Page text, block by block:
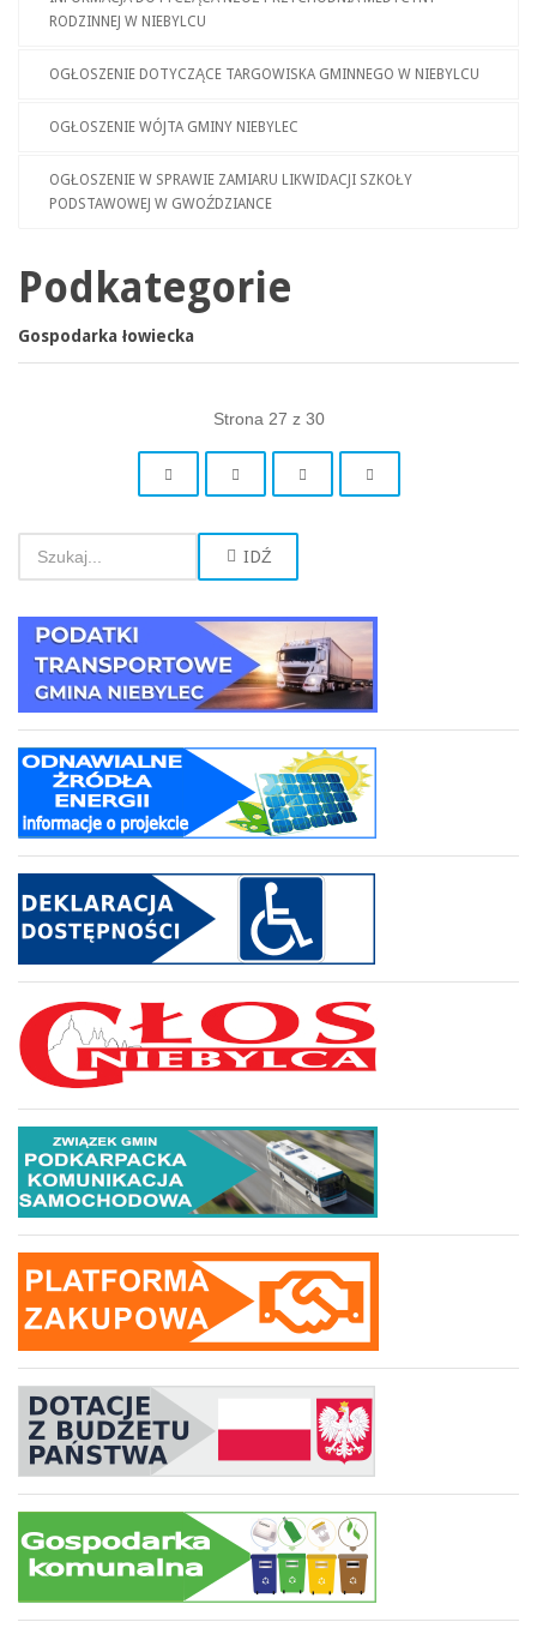
RODZINNEJ W NIEBYLCU
OGŁOSZENIE DOTYCZĄCE TARGOWISKA GMINNEGO W NIEBYLCU
OGŁOSZENIE WÓJTA GMINY NIEBYLEC
OGŁOSZENIE W SPRAWIE ZAMIARU LIKWIDACJI SZKOŁY
PODSTAWOWEJ W GWOŹDZIANCE
Podkategorie
Gospodarka łowiecka
Strona 27 z 30
IDŹ